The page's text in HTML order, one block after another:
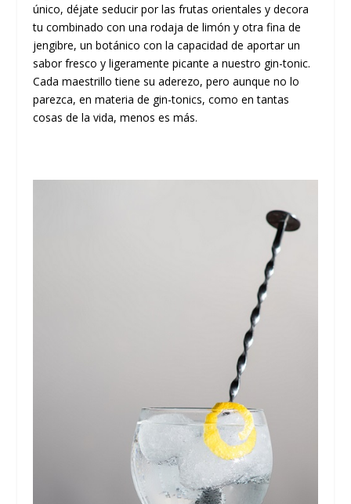
único, déjate seducir por las frutas orientales y decora
tu combinado con una rodaja de limón y otra fina de
jengibre, un botánico con la capacidad de aportar un
sabor fresco y ligeramente picante a nuestro gin-tonic.
Cada maestrillo tiene su aderezo, pero aunque no lo
parezca, en materia de gin-tonics, como en tantas
cosas de la vida, menos es más.